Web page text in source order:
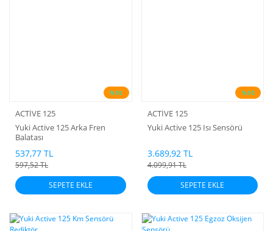
%10
ACTİVE 125
Yuki Active 125 Arka Fren
Balatası
537,77 TL
597,52 TL
SEPETE EKLE
%10
ACTİVE 125
Yuki Active 125 Isı Sensörü
3.689,92 TL
4.099,91 TL
SEPETE EKLE